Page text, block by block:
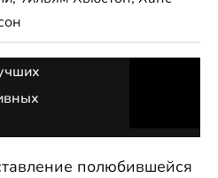
полюбившейся